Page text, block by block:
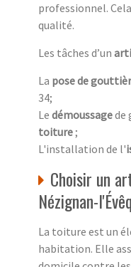
professionnel.
qualité.
Les tâches d’un
La pose de
34;
Le démoussagede
toiture;
L'installation de l'
Choisir un
Nézignan-
La toiture est un
habitation. Elle